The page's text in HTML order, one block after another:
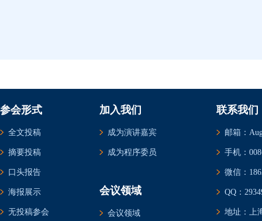
参会形式
全文投稿
摘要投稿
口头报告
海报展示
无投稿参会
加入我们
成为演讲嘉宾
成为程序委员
会议领域
会议领域
联系我们
邮箱：
手机：
微信：
QQ：
地址：上